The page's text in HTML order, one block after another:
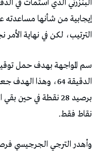
البنزرتي الذي استمات في
إيجابية من شأنها مساعدته
الترتيب، لكن في نهاية الأمر
سم المواجهة بهدف حمل
الدقيقة 64، وهذا
نقاط فقط.
وأهدر الترجي الجرجيسي